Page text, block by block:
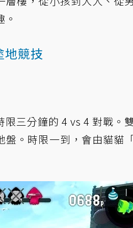
地競技
三分鐘的 4 vs 4 對戰。
盤。時限一到，會由貓貓